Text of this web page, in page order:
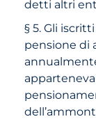
detti altri
§ 5. Gli
pensione di